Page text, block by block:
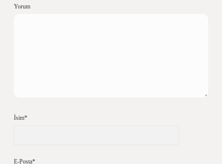
Yorum
İsim*
E-Posta*